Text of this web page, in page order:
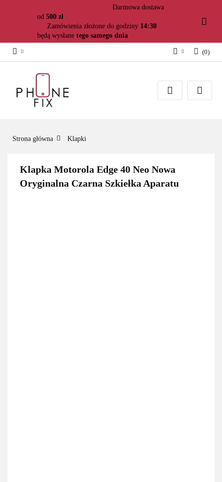
Darmowa dostawa
od 500 zł
Zamówienia złożone do godziny 14:30
będą wysłane tego samego dnia
Załóż konto
(0)
Strona główna Klapki
Klapka Motorola Edge 40 Neo Nowa
Oryginalna Czarna Szkiełka Aparatu